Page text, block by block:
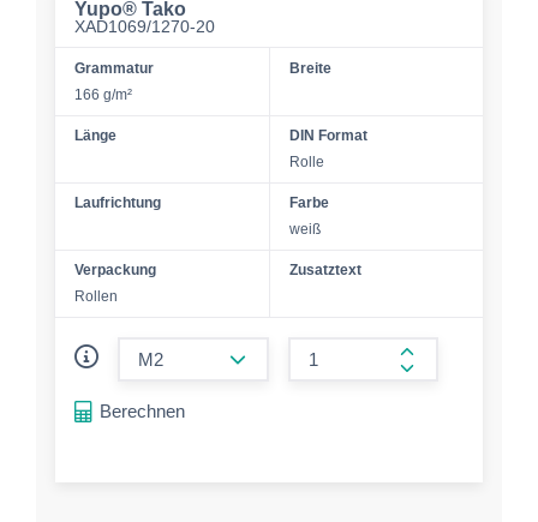
Yupo® Tako
XAD1069/1270-20
Grammatur
166 g/m²
Breite
Länge
DIN Format
Rolle
Laufrichtung
Farbe
weiß
Verpackung
Rollen
Zusatztext
form.increase-
Berechnen